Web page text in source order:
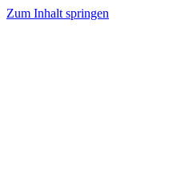
Zum Inhalt springen